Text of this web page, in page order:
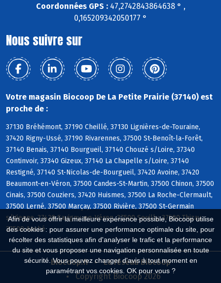
Afin de vous offrir la meilleure expérience possible, Biocoop utilise
des cookies : pour assurer une performance optimale du site, pour
récolter des statistiques afin d'analyser le trafic et la performance
du site et vous proposer une navigation personnalisée en toute
sécurité. Vous pouvez changer d'avis à tout moment en
paramétrant vos cookies. OK pour vous ?
Coordonnées GPS :47,2742843864638 ° ,
0,165209342050177 °
Nous suivre sur
Votre magasin Biocoop De La Petite Prairie (37140) est
proche de :
37130 Bréhémont, 37190 Cheillé, 37130 Lignières-de-Touraine,
37420 Rigny-Ussé, 37190 Rivarennes, 37500 St-Benoît-la-Forêt,
37140 Benais, 37140 Bourgueil, 37140 Chouzé s/Loire, 37340
Continvoir, 37340 Gizeux, 37140 La Chapelle s/Loire, 37140
Restigné, 37140 St-Nicolas-de-Bourgueil, 37420 Avoine, 37420
Beaumont-en-Véron, 37500 Candes-St-Martin, 37500 Chinon, 37500
Cinais, 37500 Couziers, 37420 Huismes, 37500 La Roche-Clermault,
37500 Lerné, 37500 Marçay, 37500 Rivière, 37500 St-Germain
s/Vienne, 37420 Savigny-en-Véron, 37500 Seuilly, 37500 Thizay,
37500 Anché
Biocoop.fr
Le réseau Biocoop
Copyright Biocoop 2026